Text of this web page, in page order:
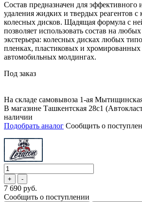
Состав предназначен для эффективного
удаления жидких и твердых реагентов с
колесных дисков. Щадящая формула с
позволяет использовать состав на
экстерьера: колесных дисках любых
пленках, пластиковых и
автомобильных молдингах.
Под заказ
На складе самовывоза 1-ая
В магазине Ташкентская 28с1
наличии
Подобрать аналог Сообщить о
7 690 руб.
Сообщить о поступлении